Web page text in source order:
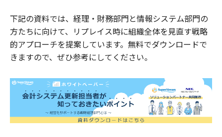
下記の資料では、経理・財務部門と情報システム部門の
方たちに向けて、リプレイス時に組織全体を見直す戦略
的アプローチを提案しています。無料でダウンロードで
きますので、ぜひ参考にしてください。